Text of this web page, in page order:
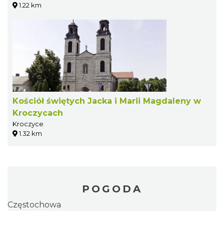
1.22 km
Kościół świętych Jacka i Marii Magdaleny w
Kroczycach
Kroczyce
1.32 km
POGODA
Częstochowa